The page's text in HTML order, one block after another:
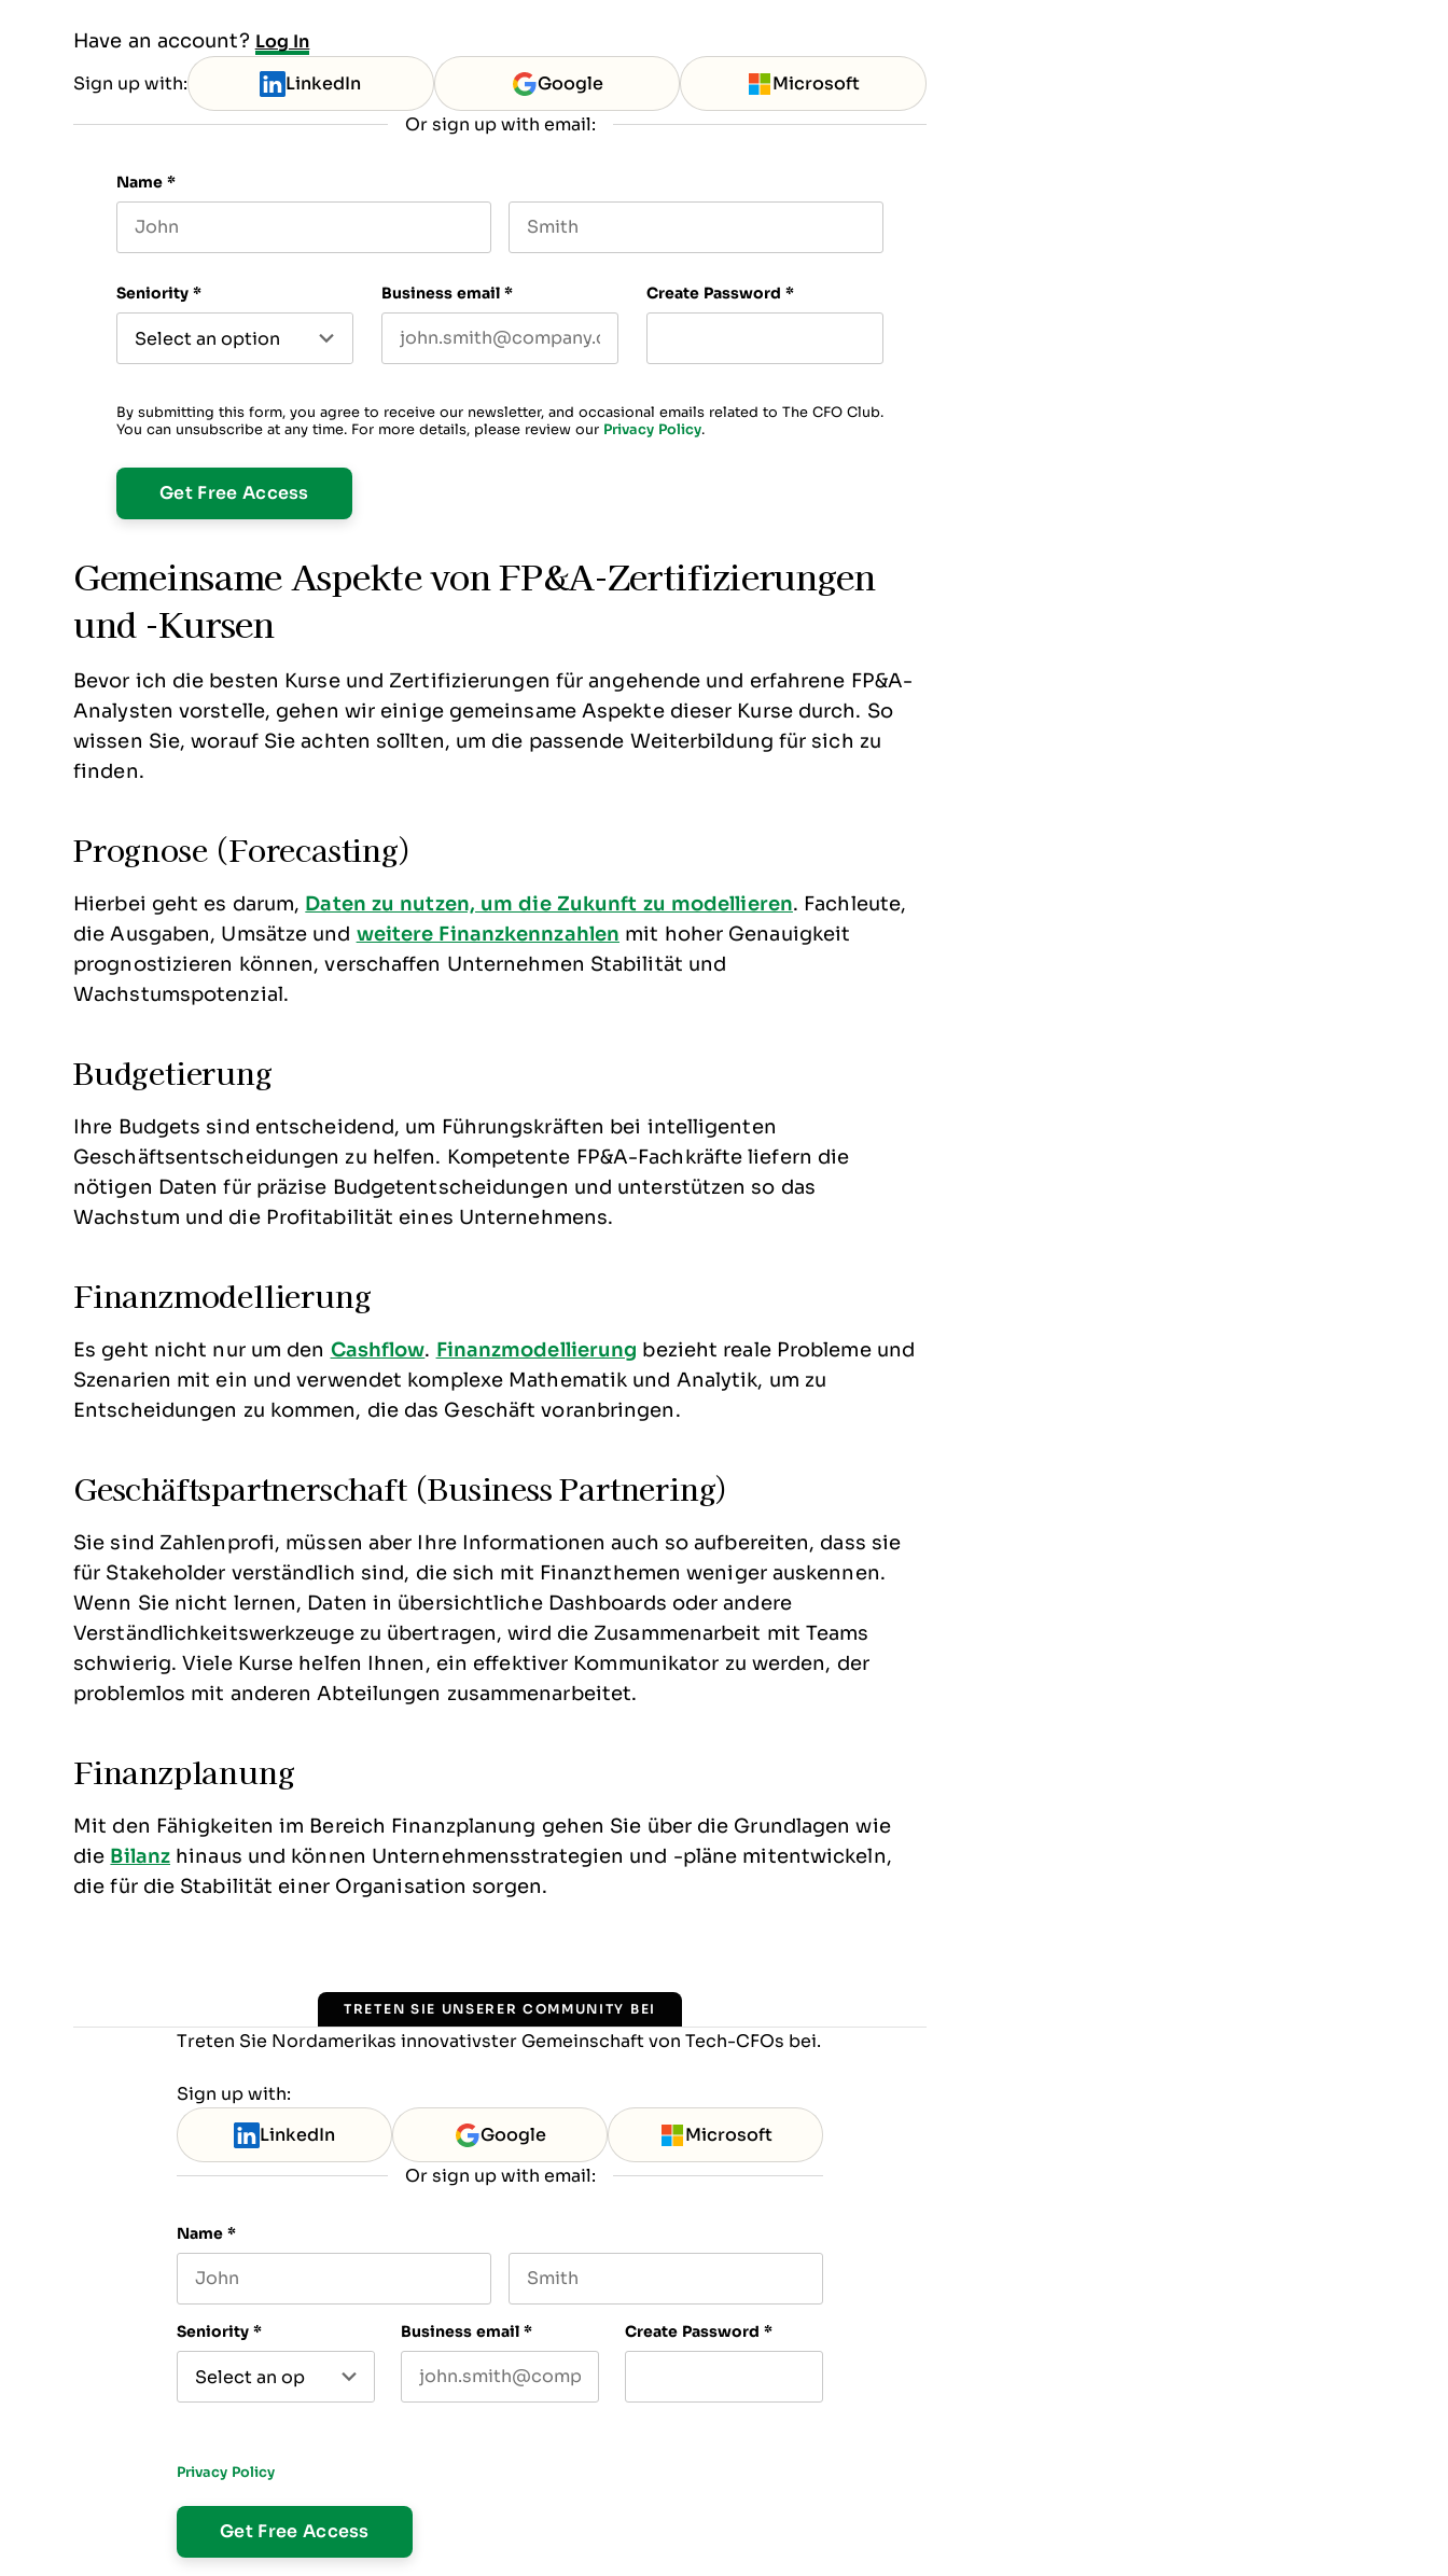
Have an account? Log In
Sign up with: LinkedIn Google Microsoft
Or sign up with email:
Name *
Seniority * Business email * Create Password *
By submitting this form, you agree to receive our newsletter, and occasional emails related to The CFO Club.
You can unsubscribe at any time. For more details, please review our Privacy Policy.
Gemeinsame Aspekte von FP&A-Zertifizierungen
und -Kursen
Bevor ich die besten Kurse und Zertifizierungen für angehende und erfahrene FP&A-
Analysten vorstelle, gehen wir einige gemeinsame Aspekte dieser Kurse durch. So
wissen Sie, worauf Sie achten sollten, um die passende Weiterbildung für sich zu
finden.
Prognose (Forecasting)
Hierbei geht es darum, Daten zu nutzen, um die Zukunft zu modellieren. Fachleute,
die Ausgaben, Umsätze und weitere Finanzkennzahlen mit hoher Genauigkeit
prognostizieren können, verschaffen Unternehmen Stabilität und
Wachstumspotenzial.
Budgetierung
Ihre Budgets sind entscheidend, um Führungskräften bei intelligenten
Geschäftsentscheidungen zu helfen. Kompetente FP&A-Fachkräfte liefern die
nötigen Daten für präzise Budgetentscheidungen und unterstützen so das
Wachstum und die Profitabilität eines Unternehmens.
Finanzmodellierung
Es geht nicht nur um den Cashflow. Finanzmodellierung bezieht reale Probleme und
Szenarien mit ein und verwendet komplexe Mathematik und Analytik, um zu
Entscheidungen zu kommen, die das Geschäft voranbringen.
Geschäftspartnerschaft (Business Partnering)
Sie sind Zahlenprofi, müssen aber Ihre Informationen auch so aufbereiten, dass sie
für Stakeholder verständlich sind, die sich mit Finanzthemen weniger auskennen.
Wenn Sie nicht lernen, Daten in übersichtliche Dashboards oder andere
Verständlichkeitswerkzeuge zu übertragen, wird die Zusammenarbeit mit Teams
schwierig. Viele Kurse helfen Ihnen, ein effektiver Kommunikator zu werden, der
problemlos mit anderen Abteilungen zusammenarbeitet.
Finanzplanung
Mit den Fähigkeiten im Bereich Finanzplanung gehen Sie über die Grundlagen wie
die Bilanz hinaus und können Unternehmensstrategien und -pläne mitentwickeln,
die für die Stabilität einer Organisation sorgen.
TRETEN SIE UNSERER COMMUNITY BEI
Treten Sie Nordamerikas innovativster Gemeinschaft von Tech-CFOs bei.
Sign up with:
LinkedIn Google Microsoft
Or sign up with email:
Name *
Seniority * Business email * Create Password *
Privacy Policy